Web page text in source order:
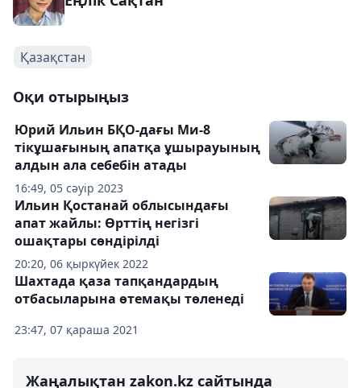
Қазақстан
Оқи отырыңыз
16:49, 05 сәуір 2023
Юрий Ильин БҚО-дағы Ми-8
тікұшағының апатқа ұшырауының
алдын ала себебін атады
20:20, 06 қыркүйек 2022
Ильин Қостанай облысындағы
апат жайлы: Өрттің негізгі
ошақтары сөндірілді
23:47, 07 қараша 2021
Шахтада қаза тапқандардың
отбасыларына өтемақы төленеді
Жаңалықтан zakon.kz сайтында